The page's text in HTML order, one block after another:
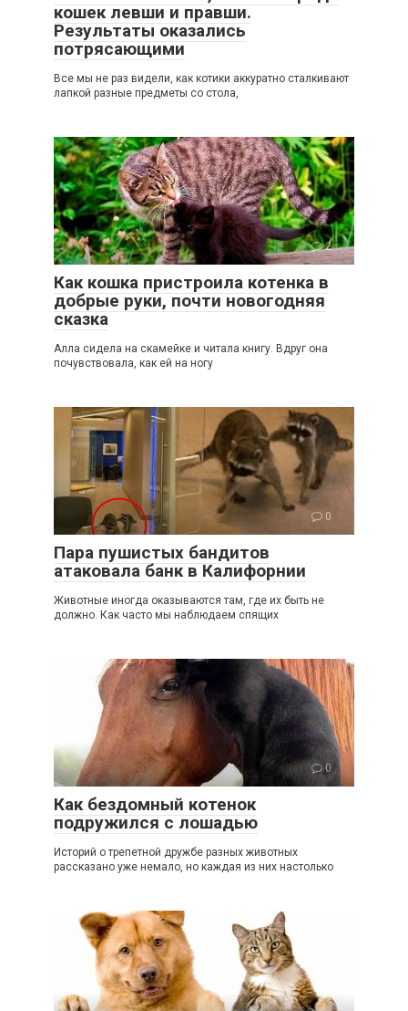
кошек левши и правши.
Результаты оказались
потрясающими
Все мы не раз видели, как котики аккуратно сталкивают
лапкой разные предметы со стола,
2
Как кошка пристроила котенка в
добрые руки, почти новогодняя
сказка
Алла сидела на скамейке и читала книгу. Вдруг она
почувствовала, как ей на ногу
0
Пара пушистых бандитов
атаковала банк в Калифорнии
Животные иногда оказываются там, где их быть не
должно. Как часто мы наблюдаем спящих
0
Как бездомный котенок
подружился с лошадью
Историй о трепетной дружбе разных животных
рассказано уже немало, но каждая из них настолько